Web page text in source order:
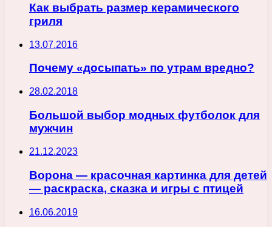
Как выбрать размер керамического
гриля
13.07.2016
Почему «досыпать» по утрам вредно?
28.02.2018
Большой выбор модных футболок для
мужчин
21.12.2023
Ворона — красочная картинка для детей
— раскраска, сказка и игры с птицей
16.06.2019